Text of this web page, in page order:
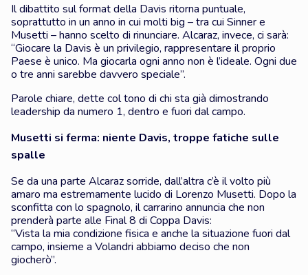
Il dibattito sul format della Davis ritorna puntuale,
soprattutto in un anno in cui molti big – tra cui Sinner e
Musetti – hanno scelto di rinunciare. Alcaraz, invece, ci sarà:
“Giocare la Davis è un privilegio, rappresentare il proprio
Paese è unico. Ma giocarla ogni anno non è l’ideale. Ogni due
o tre anni sarebbe davvero speciale”.
Parole chiare, dette col tono di chi sta già dimostrando
leadership da numero 1, dentro e fuori dal campo.
Musetti si ferma: niente Davis, troppe fatiche sulle
spalle
Se da una parte Alcaraz sorride, dall’altra c’è il volto più
amaro ma estremamente lucido di Lorenzo Musetti. Dopo la
sconfitta con lo spagnolo, il carrarino annuncia che non
prenderà parte alle Final 8 di Coppa Davis:
“Vista la mia condizione fisica e anche la situazione fuori dal
campo, insieme a Volandri abbiamo deciso che non
giocherò”.